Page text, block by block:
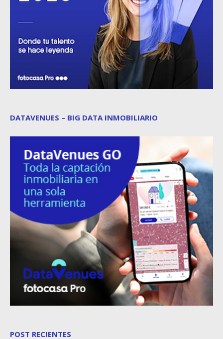
DATAVENUES – BIG DATA INMOBILIARIO
POST RECIENTES